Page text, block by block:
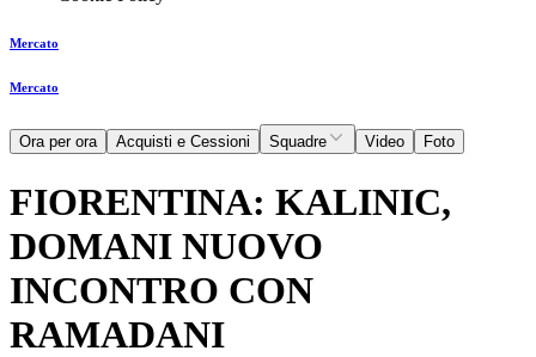
Mercato
Mercato
Ora per ora Acquisti e Cessioni Squadre Video Foto
FIORENTINA: KALINIC,
DOMANI NUOVO
INCONTRO CON
RAMADANI